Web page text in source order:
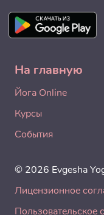
На главную
Йога Online
Курсы
События
© 2026 Evgesha
Лицензионное
Пользовательское